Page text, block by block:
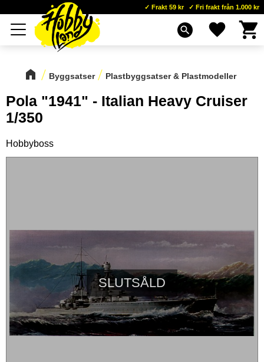
Meny
Frakt 59 kr Fri frakt från 1.000 kr
search Favoriter
Byggsatser Plastbyggsatser & Plastmodeller
Pola "1941" - Italian Heavy Cruiser
1/350
Hobbyboss
SLUTSÅLD